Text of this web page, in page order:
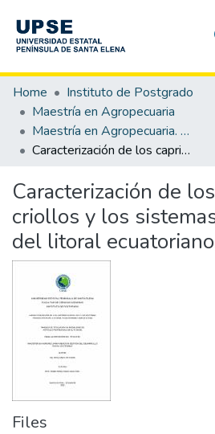
Communities & Collections
All of DSpace
Statistics
Home
Instituto de Postgrado
Maestría en Agropecuaria
Maestría en Agropecuaria. Mención Gestión del Desarrollo Rural Sostenible
Caracterización de los caprinos criollos y los sistemas productivos del litoral ecuatoriano, Santa Elena.
Caracterización de
criollos y los
del litoral
Files